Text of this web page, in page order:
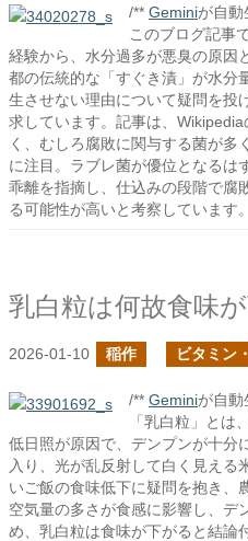
/** Geminiが自動
このブログ記事
経験から、水分過多が悪臭の原因
都の伝統的な「すぐき漬」が水分
生させない理由について疑問を投
求しています。記事は、
く、むしろ腐敗に関与する菌が多
に注目。ラブレ菌が優位となるは
乖離を指摘し、仕込みの段階で腐
る可能性が高いと考察しています。
乳白粒は何故食味
2026-01-10 稲作 ビタミン
/** Geminiが自動
「乳白粒」とは
低日照が原因で、デンプンが十分
入り、光が乱反射して白く見える
いご飯の食味低下に疑問を抱き、
空気量の多さが食感に影響し、デ
め、乳白粒は食味が下がると結論